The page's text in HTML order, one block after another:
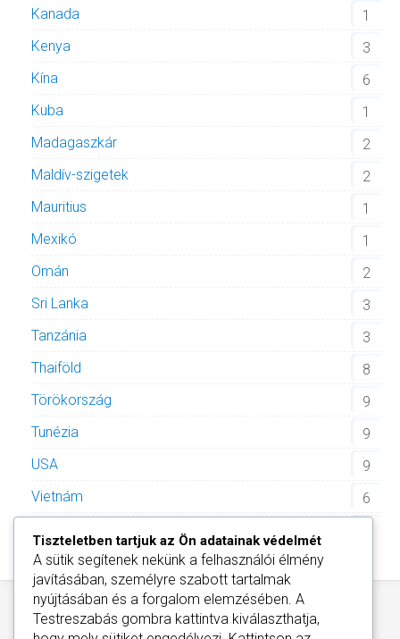
Kanada
1
Kenya
3
Kína
6
Kuba
1
Madagaszkár
2
Maldív-szigetek
2
Mauritius
1
Mexikó
1
Omán
2
Sri Lanka
3
Tanzánia
3
Thaiföld
8
Törökország
9
Tunézia
9
USA
9
Vietnám
6
Tiszteletben tartjuk az Ön adatainak védelmét
A sütik segítenek nekünk a felhasználói élmény
javításában, személyre szabott tartalmak
nyújtásában és a forgalom elemzésében. A
Testreszabás gombra kattintva kiválaszthatja,